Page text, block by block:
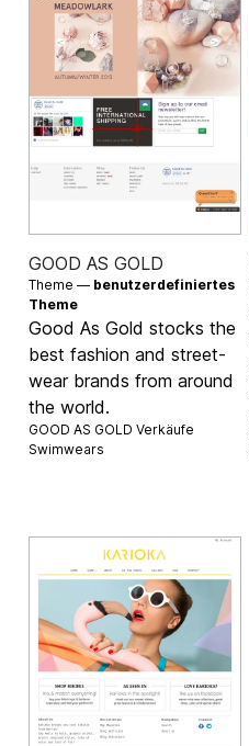
GOOD AS GOLD
Theme — benutzerdefiniertes
Theme
Good As Gold stocks the
best fashion and street-
wear brands from around
the world.
GOOD AS GOLD Verkäufe
Swimwears